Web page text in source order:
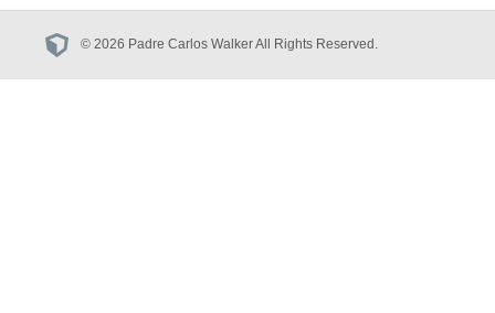
© 2026 Padre Carlos Walker All Rights Reserved.